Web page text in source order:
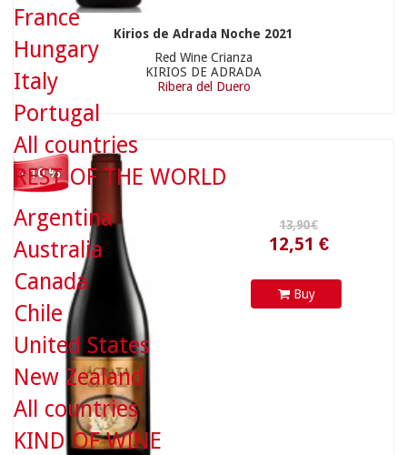
Kirios de Adrada Noche 2021
Red Wine Crianza
KIRIOS DE ADRADA
Ribera del Duero
- 10 %
12,51 €
Buy
France
Hungary
Italy
Portugal
All countries
REST OF THE WORLD
Argentina
Australia
Canada
Chile
United States
New Zealand
All countries
KIND OF WINE